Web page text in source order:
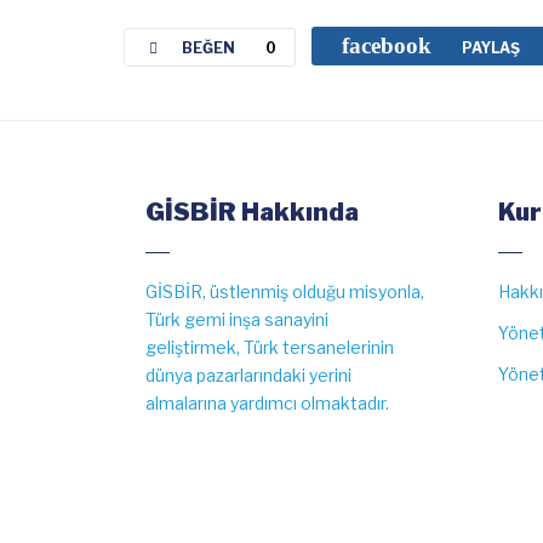
BEĞEN 0 facebook PAYLAŞ
GİSBİR Hakkında
GİSBİR, üstlenmiş olduğu misyonla,
Türk gemi inşa sanayini
geliştirmek, Türk tersanelerinin
dünya pazarlarındaki yerini
almalarına yardımcı olmaktadır.